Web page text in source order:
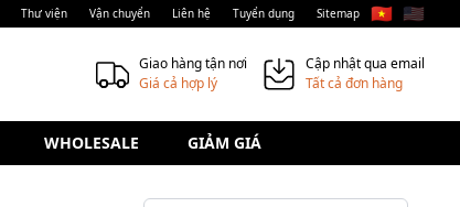
Thư viện Vận chuyển Liên hệ Tuyển dụng Sitemap 🇻🇳 🇺🇸
Giao hàng tận nơi
Giá cả hợp lý
Cập nhật qua email
Tất cả đơn hàng
WHOLESALE GIẢM GIÁ